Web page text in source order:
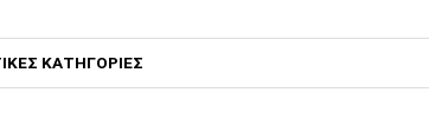
ΚΑΤΗΓΟΡΙΕΣ